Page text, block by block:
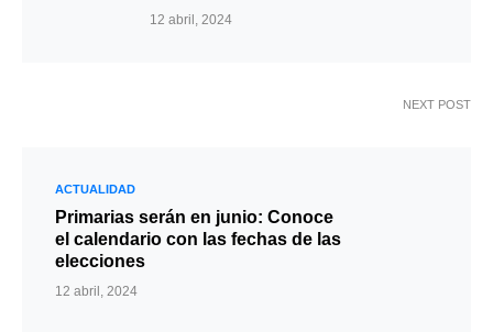
12 abril, 2024
NEXT POST
ACTUALIDAD
Primarias serán en junio: Conoce
el calendario con las fechas de las
elecciones
12 abril, 2024